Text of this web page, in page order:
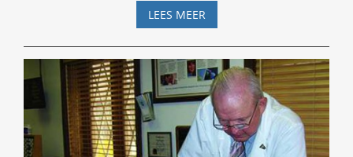
LEES MEERGUERRILLA
SKEPTICISM
ON
WIKIPEDIA